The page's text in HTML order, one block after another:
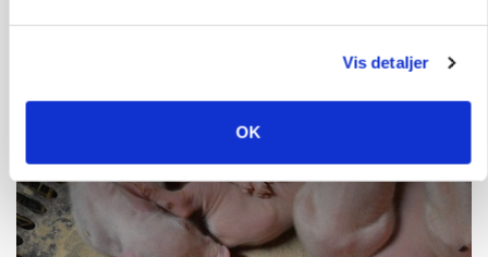
Vis detaljer
OK
Loading...